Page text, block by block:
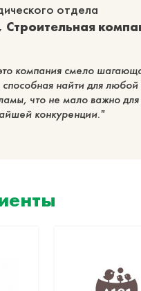
отдела
Строительная
компания смело
найти для
что не мало важно
конкуренции.